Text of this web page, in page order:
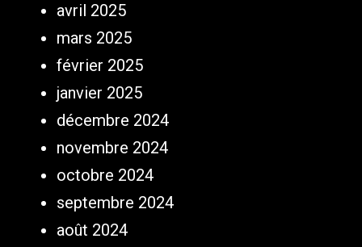
avril 2025
mars 2025
février 2025
janvier 2025
décembre 2024
novembre 2024
octobre 2024
septembre 2024
août 2024